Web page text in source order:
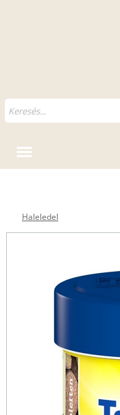
Haleledel